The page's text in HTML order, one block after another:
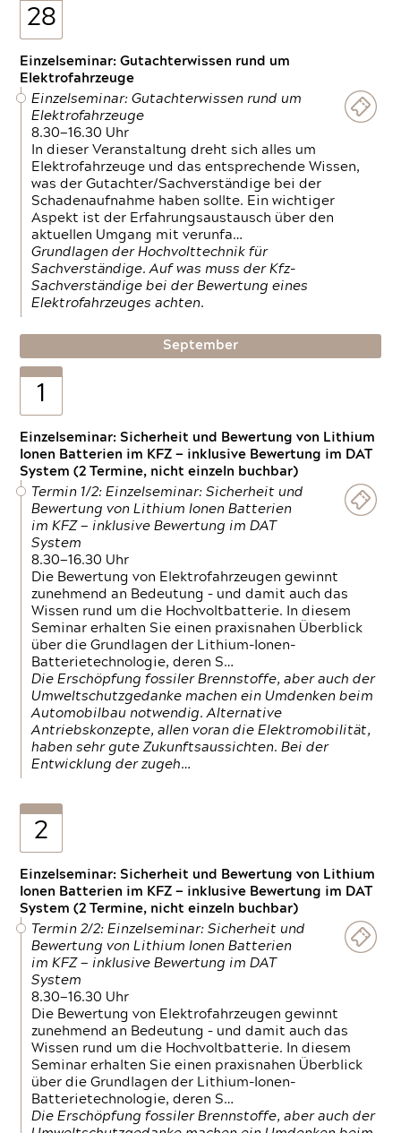
28
Einzelseminar: Gutachterwissen rund um
Elektrofahrzeuge
Einzelseminar: Gutachterwissen rund um
Elektrofahrzeuge
8.30—16.30 Uhr
In dieser Veranstaltung dreht sich alles um
Elektrofahrzeuge und das entsprechende Wissen,
was der Gutachter/Sachverständige bei der
Schadenaufnahme haben sollte. Ein wichtiger
Aspekt ist der Erfahrungsaustausch über den
aktuellen Umgang mit verunfa…
Grundlagen der Hochvolttechnik für
Sachverständige. Auf was muss der Kfz-
Sachverständige bei der Bewertung eines
Elektrofahrzeuges achten.
September
1
Einzelseminar: Sicherheit und Bewertung von Lithium
Ionen Batterien im KFZ — inklusive Bewertung im DAT
System (2 Termine, nicht einzeln buchbar)
Termin 1/2: Einzelseminar: Sicherheit und
Bewertung von Lithium Ionen Batterien
im KFZ — inklusive Bewertung im DAT
System
8.30—16.30 Uhr
Die Bewertung von Elektrofahrzeugen gewinnt
zunehmend an Bedeutung – und damit auch das
Wissen rund um die Hochvoltbatterie. In diesem
Seminar erhalten Sie einen praxisnahen Überblick
über die Grundlagen der Lithium-Ionen-
Batterietechnologie, deren S…
Die Erschöpfung fossiler Brennstoffe, aber auch der
Umweltschutzgedanke machen ein Umdenken beim
Automobilbau notwendig. Alternative
Antriebskonzepte, allen voran die Elektromobilität,
haben sehr gute Zukunftsaussichten. Bei der
Entwicklung der zugeh…
2
Einzelseminar: Sicherheit und Bewertung von Lithium
Ionen Batterien im KFZ — inklusive Bewertung im DAT
System (2 Termine, nicht einzeln buchbar)
Termin 2/2: Einzelseminar: Sicherheit und
Bewertung von Lithium Ionen Batterien
im KFZ — inklusive Bewertung im DAT
System
8.30—16.30 Uhr
Die Bewertung von Elektrofahrzeugen gewinnt
zunehmend an Bedeutung – und damit auch das
Wissen rund um die Hochvoltbatterie. In diesem
Seminar erhalten Sie einen praxisnahen Überblick
über die Grundlagen der Lithium-Ionen-
Batterietechnologie, deren S…
Die Erschöpfung fossiler Brennstoffe, aber auch der